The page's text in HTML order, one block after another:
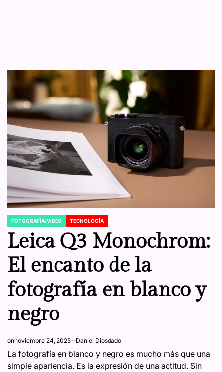
POSTED
IN
FOTOGRAFÍA/VIDEO TECNOLOGÍA
Leica Q3 Monochrom:
El encanto de la
fotografía en blanco y
negro
onnoviembre 24, 2025 Daniel Diosdado
La fotografía en blanco y negro es mucho más que una
simple apariencia. Es la expresión de una actitud. Sin